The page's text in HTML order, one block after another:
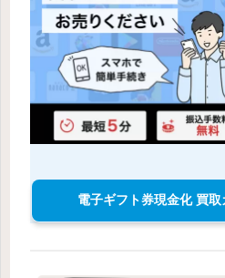
電子ギフト券現金化 買